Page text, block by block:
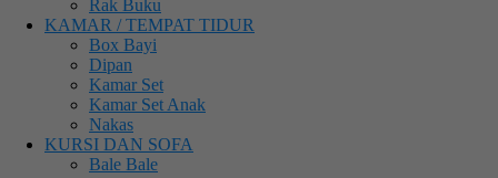
Rak Buku
KAMAR / TEMPAT TIDUR
Box Bayi
Dipan
Kamar Set
Kamar Set Anak
Nakas
KURSI DAN SOFA
Bale Bale